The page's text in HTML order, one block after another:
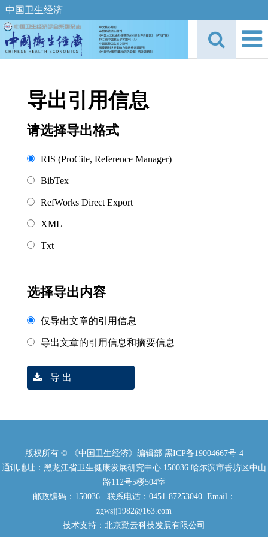
中国卫生经济
导出引用信息
请选择导出格式
RIS (ProCite, Reference Manager)
BibTex
RefWorks Direct Export
XML
Txt
选择导出内容
仅导出文章的引用信息
导出文章的引用信息和摘要信息
导 出
版权所有 © 《中国卫生经济》编辑部 黑ICP备19004667号-4
通讯地址：黑龙江省卫生健康发展研究中心 150036 哈尔滨市香坊区中山
路112号5楼504室
邮政编码：150036 联系电话：0451-87253040 Email：
zgwsjj1982@163.com
技术支持：北京勤云科技发展有限公司